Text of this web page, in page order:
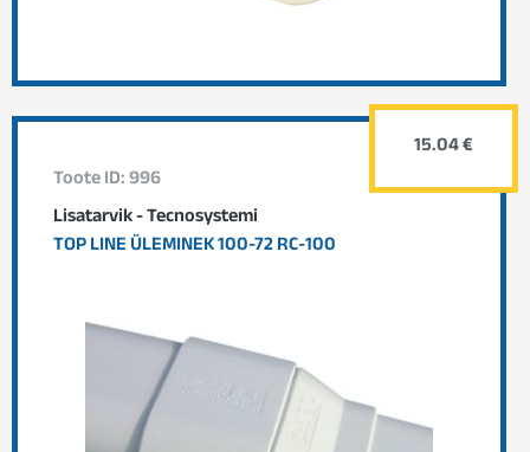
Toote ID: 996
Lisatarvik - Tecnosystemi
TOP LINE ÜLEMINEK 100-72 RC-100
15.04 €